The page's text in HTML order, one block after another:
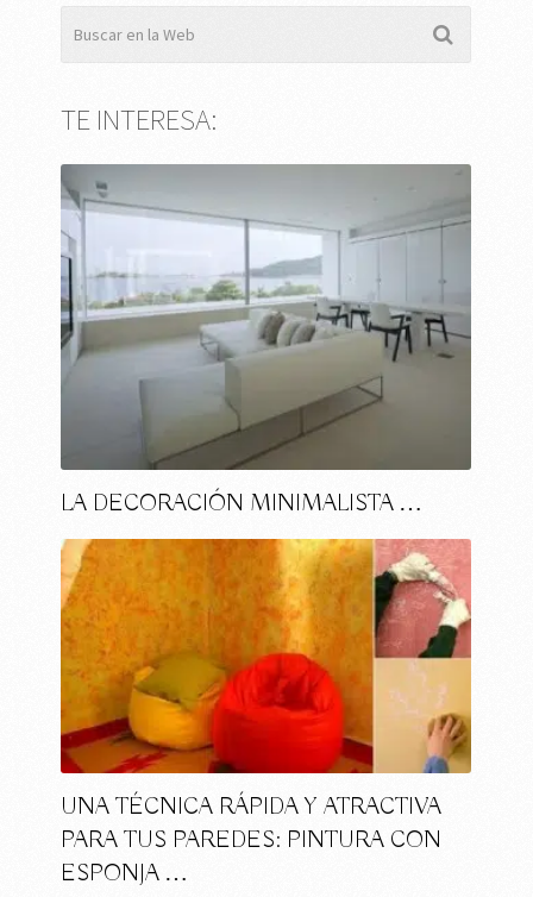
TE INTERESA:
LA DECORACIÓN MINIMALISTA …
UNA TÉCNICA RÁPIDA Y ATRACTIVA
PARA TUS PAREDES: PINTURA CON
ESPONJA …